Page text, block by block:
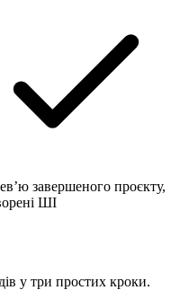
завершеного проєкту,
ШІ
у три простих кроки.